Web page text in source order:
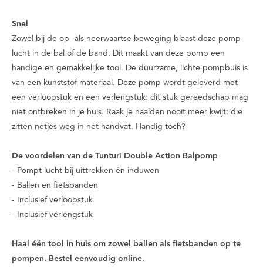
Snel
Zowel bij de op- als neerwaartse beweging blaast deze pomp
lucht in de bal of de band. Dit maakt van deze pomp een
handige en gemakkelijke tool. De duurzame, lichte pompbuis is
van een kunststof materiaal. Deze pomp wordt geleverd met
een verloopstuk en een verlengstuk: dit stuk gereedschap mag
niet ontbreken in je huis. Raak je naalden nooit meer kwijt: die
zitten netjes weg in het handvat. Handig toch?
De voordelen van de Tunturi Double Action Balpomp
- Pompt lucht bij uittrekken én induwen
- Ballen en fietsbanden
- Inclusief verloopstuk
- Inclusief verlengstuk
Haal één tool in huis om zowel ballen als fietsbanden op te
pompen. Bestel eenvoudig online.